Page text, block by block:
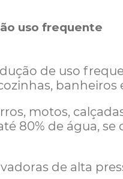
uso frequente
de uso
banheiros
motos,
80% de água,
de alta